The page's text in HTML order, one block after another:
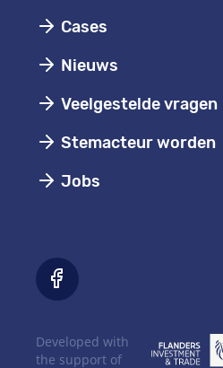
Cases
Nieuws
Veelgestelde vragen
Stemacteur worden
Jobs
Developed with
the support of